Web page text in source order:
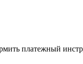
платежный